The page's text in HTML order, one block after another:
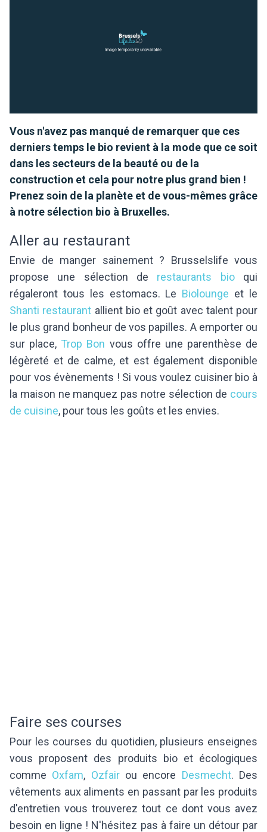
Vous n'avez pas manqué de remarquer que ces
derniers temps le bio revient à la mode que ce soit
dans les secteurs de la beauté ou de la
construction et cela pour notre plus grand bien !
Prenez soin de la planète et de vous-mêmes grâce
à notre sélection bio à Bruxelles.
Aller au restaurant
Envie de manger sainement ? Brusselslife vous
propose une sélection de restaurants bioqui
régaleront tous les estomacs. Le Biolounge et le
Shanti restaurant allient bio et goût avec talent pour
le plus grand bonheur de vos papilles. A emporter ou
sur place, Trop Bon vous offre une parenthèse de
légèreté et de calme, et est également disponible
pour vos évènements ! Si vous voulez cuisiner bio à
la maison ne manquez pas notre sélection de cours
de cuisine, pour tous les goûts et les envies.
Faire ses courses
Pour les courses du quotidien, plusieurs enseignes
vous proposent des produits bio et écologiques
comme Oxfam, Ozfairou encore Desmecht. Des
vêtements aux aliments en passant par les produits
d'entretien vous trouverez tout ce dont vous avez
besoin en ligne ! N'hésitez pas à faire un détour par